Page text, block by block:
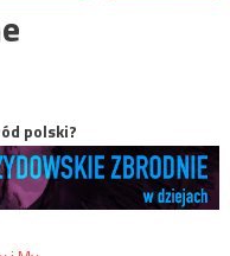
polski?